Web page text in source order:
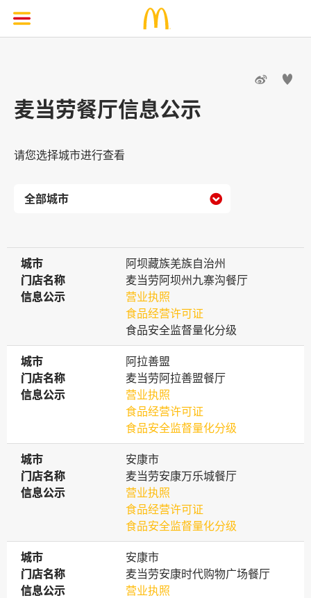
 
麦当劳餐厅信息公示
请您选择城市进行查看

城市
城市
阿坝藏族羌族自治州
门店名称
门店名称
麦当劳阿坝州九寨沟餐厅
信息公示
信息公示
营业执照
食品经营许可证
食品安全监督量化分级
城市
城市
阿拉善盟
门店名称
门店名称
麦当劳阿拉善盟餐厅
信息公示
信息公示
营业执照
食品经营许可证
食品安全监督量化分级
城市
城市
安康市
门店名称
门店名称
麦当劳安康万乐城餐厅
信息公示
信息公示
营业执照
食品经营许可证
食品安全监督量化分级
城市
城市
安康市
门店名称
门店名称
麦当劳安康时代购物广场餐厅
信息公示
信息公示
营业执照